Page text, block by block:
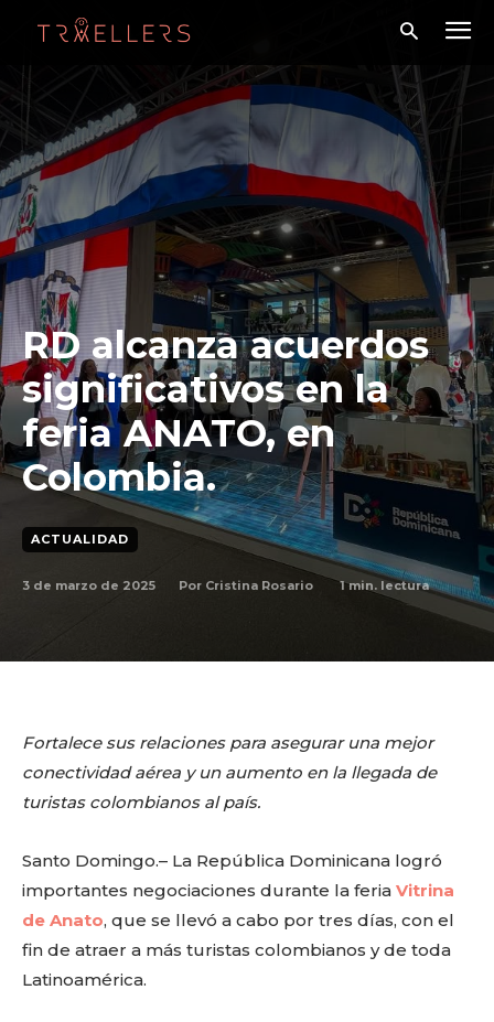
RD alcanza acuerdos
significativos en la
feria ANATO, en
Colombia.
ACTUALIDAD
3 de marzo de 2025 Por Cristina Rosario 1min. lectura
Fortalece sus relaciones para asegurar una mejor
conectividad aérea y un aumento en la llegada de
turistas colombianos al país.
Santo Domingo.– La República Dominicana logró
importantes negociaciones durante la feria Vitrina
de Anato, que se llevó a cabo por tres días, con el
fin de atraer a más turistas colombianos y de toda
Latinoamérica.